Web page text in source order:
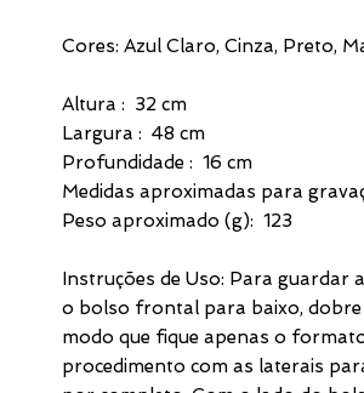
Cores: Azul Claro, Cinza, Preto,
Altura : 32 cm
Largura : 48 cm
Profundidade : 16 cm
Medidas aproximadas para
Peso aproximado (g): 123
Instruções de Uso: Para guardar
o bolso frontal para baixo,
modo que fique apenas o
procedimento com as laterais